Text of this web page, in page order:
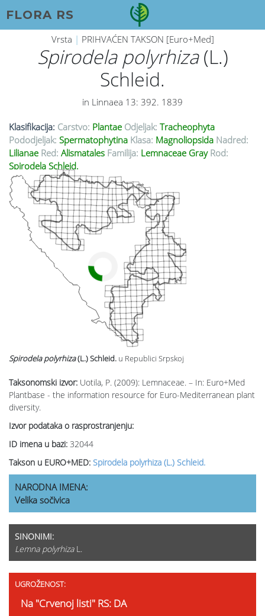
FLORA RS
Vrsta | PRIHVAĆEN TAKSON [Euro+Med]
Spirodela polyrhiza(L.)
Schleid.
in Linnaea 13: 392. 1839
Klasifikacija: Carstvo: Plantae Odjeljak: Tracheophyta
Pododjeljak: Spermatophytina Klasa: Magnoliopsida Nadred:
Lilianae Red: Alismatales Familija: Lemnaceae Gray Rod:
Spirodela Schleid.
Taksonomski izvor: Uotila, P. (2009): Lemnaceae. – In: Euro+Med
Plantbase - the information resource for Euro-Mediterranean plant
diversity.
Izvor podataka o rasprostranjenju:
ID imena u bazi: 32044
Takson u EURO+MED: Spirodela polyrhiza (L.) Schleid.
Spirodela polyrhiza(L.) Schleid. u Republici Srpskoj
NARODNA IMENA:
Velika sočivica
SINONIMI:
Lemna polyrhizaL.
UGROŽENOST:
Na "Crvenoj listi" RS: DA